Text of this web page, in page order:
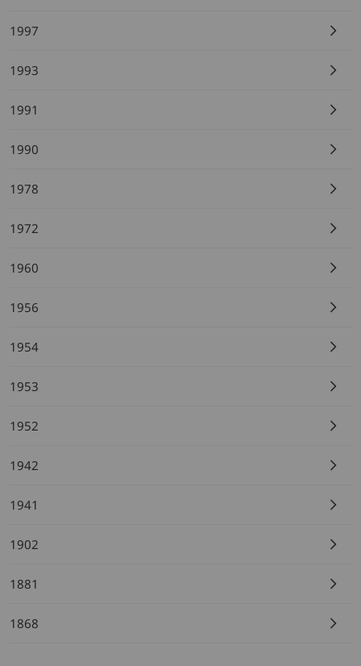
1997
1993
1991
1990
1978
1972
1960
1956
1954
1953
1952
1942
1941
1902
1881
1868